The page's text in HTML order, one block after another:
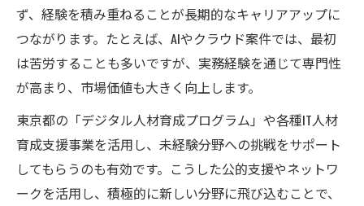
ず、経験を積み重ねることが長期的なキャリアアップに
つながります。たとえば、AIやクラウド案件では、最初
は苦労することも多いですが、実務経験を通じて専門性
が高まり、市場価値も大きく向上します。
東京都の「デジタル人材育成プログラム」や各種IT人材
育成支援事業を活用し、未経験分野への挑戦をサポート
してもらうのも有効です。こうした公的支援やネットワ
ークを活用し、積極的に新しい分野に飛び込むことで、